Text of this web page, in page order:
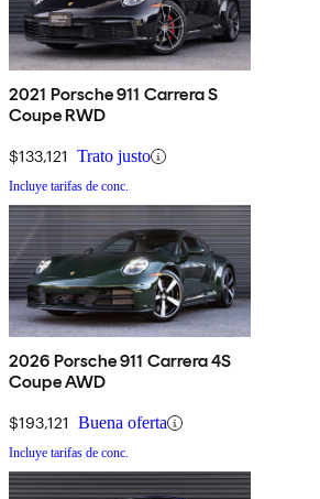
2021 Porsche 911 Carrera S
Coupe RWD
$133,121 Trato justo
Incluye tarifas de conc.
2026 Porsche 911 Carrera 4S
Coupe AWD
$193,121 Buena oferta
Incluye tarifas de conc.